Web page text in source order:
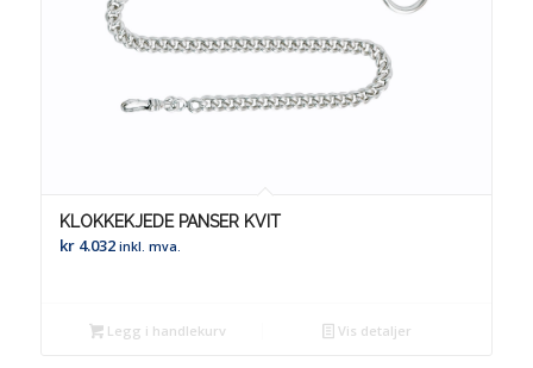
KLOKKEKJEDE PANSER KVIT
kr4.032 inkl. mva.
Legg i handlekurv Vis detaljer